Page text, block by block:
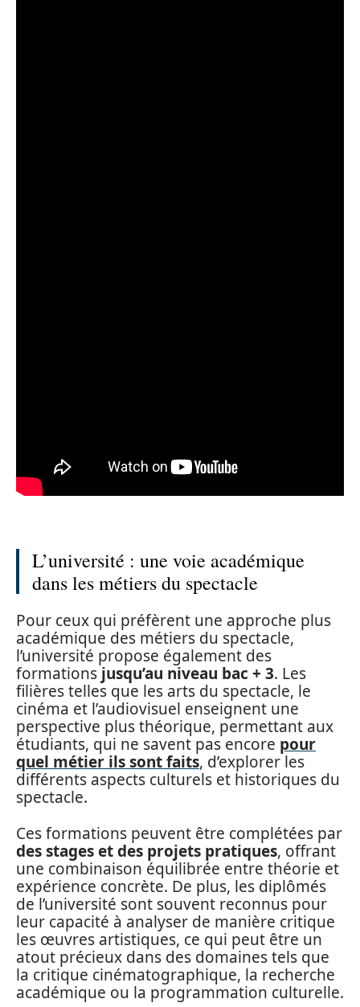
L’université : une voie académique
dans les métiers du spectacle
Pour ceux qui préfèrent une approche plus
académique des métiers du spectacle,
l’université propose également des
formations jusqu’au niveau bac + 3. Les
filières telles que les arts du spectacle, le
cinéma et l’audiovisuel enseignent une
perspective plus théorique, permettant aux
étudiants, qui ne savent pas encore pour
quel métier ils sont faits, d’explorer les
différents aspects culturels et historiques du
spectacle.
Ces formations peuvent être complétées par
des stages et des projets pratiques, offrant
une combinaison équilibrée entre théorie et
expérience concrète. De plus, les diplômés
de l’université sont souvent reconnus pour
leur capacité à analyser de manière critique
les œuvres artistiques, ce qui peut être un
atout précieux dans des domaines tels que
la critique cinématographique, la recherche
académique ou la programmation culturelle.